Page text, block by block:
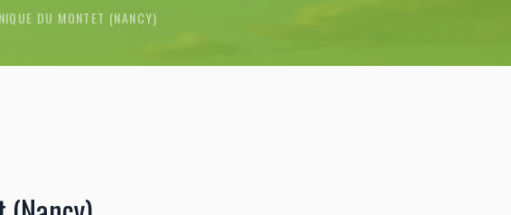
DU MONTET (NANCY)